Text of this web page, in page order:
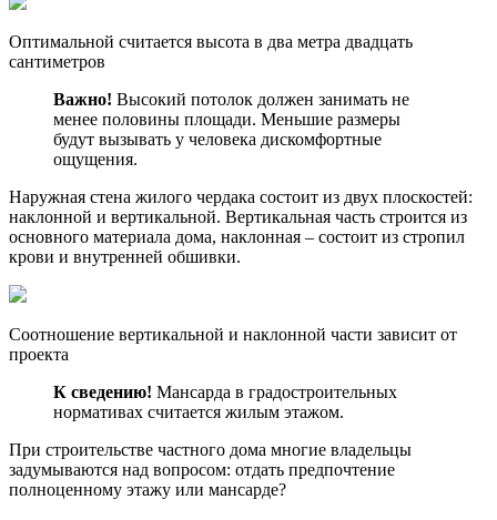
Оптимальной считается высота в два метра двадцать
сантиметров
Важно! Высокий потолок должен занимать не
менее половины площади. Меньшие размеры
будут вызывать у человека дискомфортные
ощущения.
Наружная стена жилого чердака состоит из двух плоскостей:
наклонной и вертикальной. Вертикальная часть строится из
основного материала дома, наклонная – состоит из стропил
крови и внутренней обшивки.
Соотношение вертикальной и наклонной части зависит от
проекта
К сведению! Мансарда в градостроительных
нормативах считается жилым этажом.
При строительстве частного дома многие владельцы
задумываются над вопросом: отдать предпочтение
полноценному этажу или мансарде?